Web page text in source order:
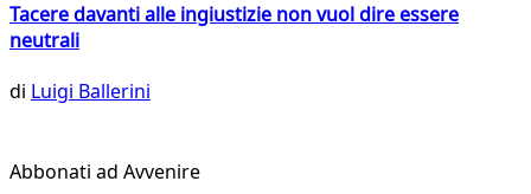
Tacere davanti alle ingiustizie non vuol dire essere
neutrali
di Luigi Ballerini
Abbonati ad Avvenire